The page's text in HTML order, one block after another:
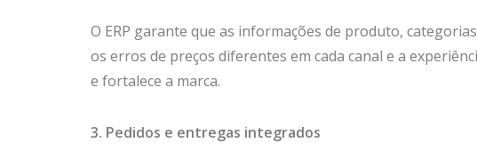
O ERP garante que as informações de produto,
os erros de preços diferentes em cada canal e a
e fortalece a marca.
3. Pedidos e entregas integrados